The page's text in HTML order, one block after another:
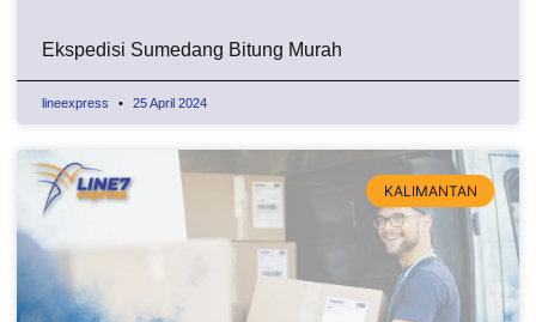
Ekspedisi Sumedang Bitung Murah
lineexpress 25 April 2024
KALIMANTAN